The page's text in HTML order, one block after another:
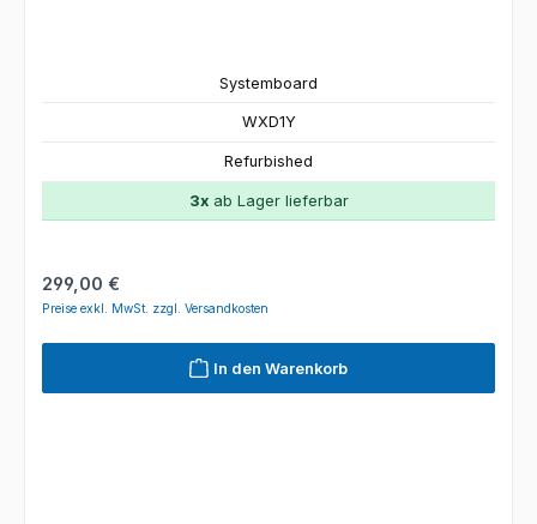
Systemboard
WXD1Y
Refurbished
3xab Lager lieferbar
Regulärer Preis:
299,00 €
Preise exkl. MwSt. zzgl. Versandkosten
In den Warenkorb